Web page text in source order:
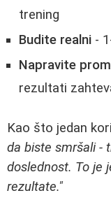
trening
Budite realni -
Napravite
rezultati
Kao što jedan
da biste smršali -
doslednost. To je
rezultate."